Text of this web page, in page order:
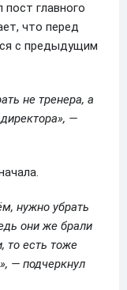
пост главного
что перед
с предыдущим
не тренера, а
—
нужно убрать
они же брали
то есть тоже
— подчеркнул